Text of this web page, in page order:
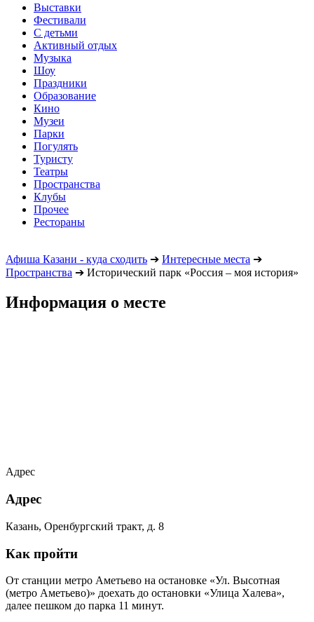
Выставки
Фестивали
С детьми
Активный отдых
Музыка
Шоу
Праздники
Образование
Кино
Музеи
Парки
Погулять
Туристу
Театры
Пространства
Клубы
Прочее
Рестораны
Афиша Казани - куда сходить ➔ Интересные места ➔
Пространства ➔ Исторический парк «Россия – моя история»
Информация о месте
Адрес
Адрес
Казань, Оренбургский тракт, д. 8
Как пройти
От станции метро Аметьево на остановке «Ул. Высотная
(метро Аметьево)» доехать до остановки «Улица Халева»,
далее пешком до парка 11 минут.